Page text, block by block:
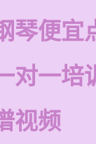
琴便宜
对一培
视频